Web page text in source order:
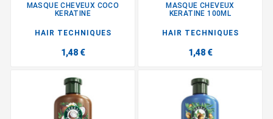
MASQUE CHEVEUX COCO
KERATINE
HAIR TECHNIQUES
1,48 €
MASQUE CHEVEUX
KERATINE 100ML
HAIR TECHNIQUES
1,48 €